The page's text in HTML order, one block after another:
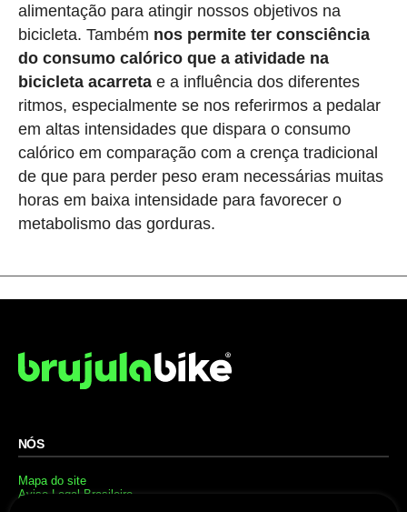
alimentação para atingir nossos objetivos na
bicicleta. Também nos permite ter consciência
do consumo calórico que a atividade na
bicicleta acarretae a influência dos diferentes
ritmos, especialmente se nos referirmos a pedalar
em altas intensidades que dispara o consumo
calórico em comparação com a crença tradicional
de que para perder peso eram necessárias muitas
horas em baixa intensidade para favorecer o
metabolismo das gorduras.
NÓS
Mapa do site
Aviso Legal Brasileiro